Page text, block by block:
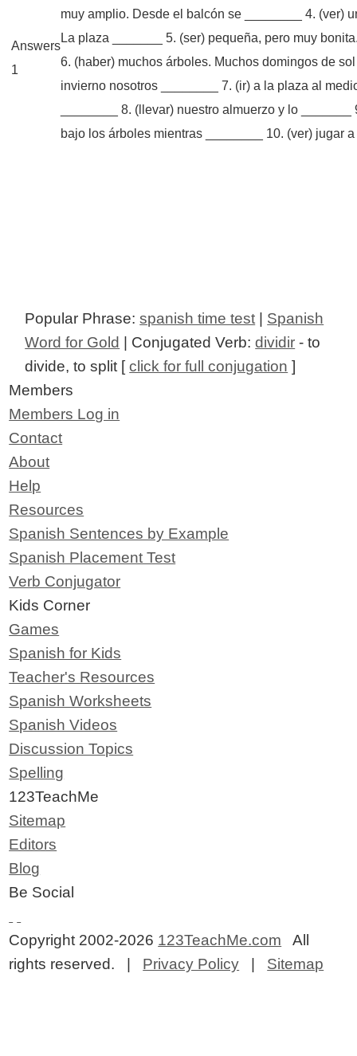
muy amplio. Desde el balcón se ________ 4. (ver)
La plaza _______ 5. (ser) pequeña, pero muy
6. (haber) muchos árboles. Muchos domingos de
invierno nosotros ________ 7. (ir) a la plaza al
________ 8. (llevar) nuestro almuerzo y lo _______
bajo los árboles mientras ________ 10. (ver) jugar
Answers
1
Popular Phrase:spanish time test | Spanish
Word for Gold | Conjugated Verb:dividir - to
divide, to split [click for full conjugation ]
Members
Members Log in
Contact
About
Help
Resources
Spanish Sentences by Example
Spanish Placement Test
Verb Conjugator
Kids Corner
Games
Spanish for Kids
Teacher's Resources
Spanish Worksheets
Spanish Videos
Discussion Topics
Spelling
123TeachMe
Sitemap
Editors
Blog
Be Social
Copyright 2002-2026 123TeachMe.com All
rights reserved. | Privacy Policy | Sitemap